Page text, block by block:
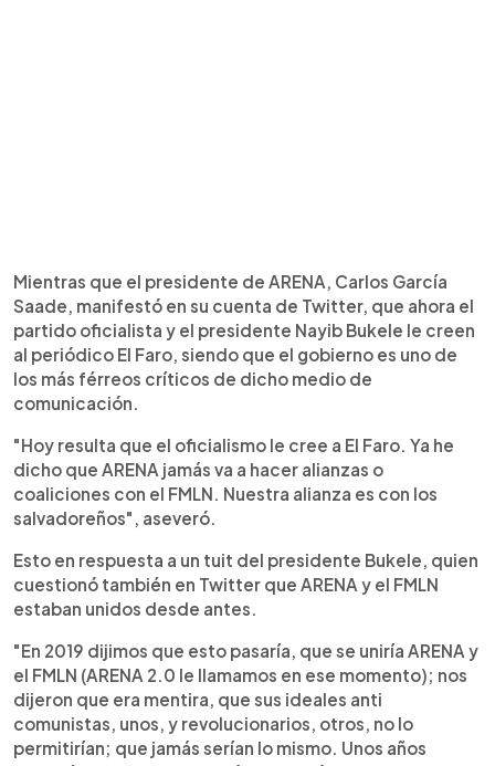
Mientras que el presidente de ARENA, Carlos García
Saade, manifestó en su cuenta de Twitter, que ahora el
partido oficialista y el presidente Nayib Bukele le creen
al periódico El Faro, siendo que el gobierno es uno de
los más férreos críticos de dicho medio de
comunicación.
"Hoy resulta que el oficialismo le cree a El Faro. Ya he
dicho que ARENA jamás va a hacer alianzas o
coaliciones con el FMLN. Nuestra alianza es con los
salvadoreños", aseveró.
Esto en respuesta a un tuit del presidente Bukele, quien
cuestionó también en Twitter que ARENA y el FMLN
estaban unidos desde antes.
"En 2019 dijimos que esto pasaría, que se uniría ARENA y
el FMLN (ARENA 2.0 le llamamos en ese momento); nos
dijeron que era mentira, que sus ideales anti
comunistas, unos, y revolucionarios, otros, no lo
permitirían; que jamás serían lo mismo. Unos años